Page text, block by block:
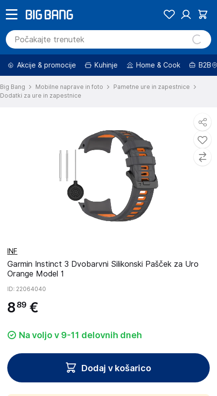
Akcije & promocije Kuhinje Home & Cook B2B
Big Bang Mobilne naprave in foto
Pametne ure in zapestnice
Dodatki za ure in zapestnice
INF
Garmin Instinct 3 Dvobarvni Silikonski Pašček za Uro
Orange Model 1
ID: 22064040
8 89 €
Na voljo v 9-11 delovnih dneh
Dodaj v košarico